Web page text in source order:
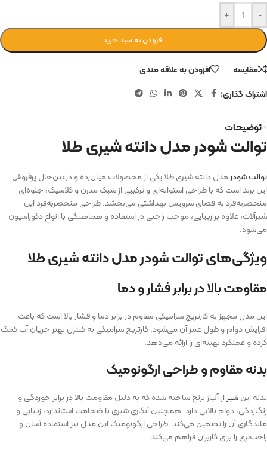
-
+
افزودن به سبد خرید
مقایسه
افزودن به علاقه مندی
اشتراک گذاری:
توضیحات
توالت شودر مدل دانته شیری طلا
توالت شودرمدل دانته شیری طلا یکی از محصولات میان‌رده و درعین‌حال پرفروش
این برند است که با طراحی استوانه‌ای و ترکیبی از سبک مدرن و کلاسیک، جلوه‌ای
منحصربه‌فرد به فضای سرویس بهداشتی می‌بخشد. طراحی منحصر‌به‌فرد این
شیرآلات، علاوه بر زیبایی، موجب راحتی در استفاده و هماهنگی با انواع دکوراسیون
می‌شود.
ویژگی‌های توالت شودر مدل دانته شیری طلا
مقاومت بالا در برابر فشار و دما
این مدل مجهز به کارتریج سرامیکی مقاوم در برابر دما و فشار بالا است که باعث
افزایش دوام و طول عمر آن می‌شود. کارتریج سرامیکی به کنترل بهتر جریان آب کمک
کرده و عملکرد بهینه‌ای را ارائه می‌دهد.
بدنه مقاوم و طراحی ارگونومیک
بدنه اینشیر از آلیاژ برنج ساخته شده که به دلیل مقاومت بالا در برابر خوردگی و
زنگ‌زدگی، دوام بالایی دارد. همچنین آبکاری شیری با ضخامت استاندارد، زیبایی و
ماندگاری آن را تضمین می‌کند. طراحی ارگونومیک این مدل نیز استفاده آسان و
راحت‌تری را برای کاربران فراهم می‌کند.